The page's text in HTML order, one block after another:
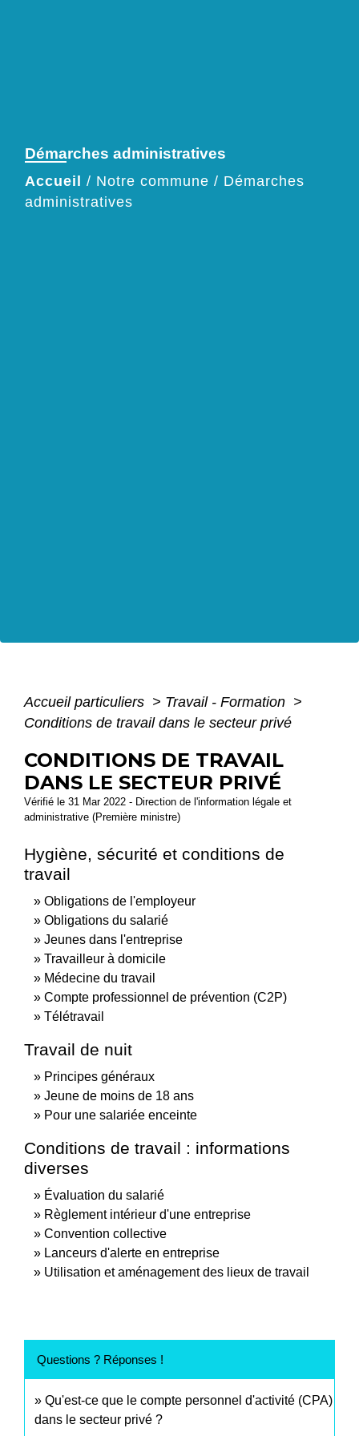
Démarches administratives
Accueil / Notre commune / Démarches
administratives
Accueil particuliers > Travail - Formation >
Conditions de travail dans le secteur privé
CONDITIONS DE TRAVAIL
DANS LE SECTEUR PRIVÉ
Vérifié le 31 Mar 2022 - Direction de l'information légale et
administrative (Première ministre)
Hygiène, sécurité et conditions de
travail
Obligations de l'employeur
Obligations du salarié
Jeunes dans l'entreprise
Travailleur à domicile
Médecine du travail
Compte professionnel de prévention (C2P)
Télétravail
Travail de nuit
Principes généraux
Jeune de moins de 18 ans
Pour une salariée enceinte
Conditions de travail : informations
diverses
Évaluation du salarié
Règlement intérieur d'une entreprise
Convention collective
Lanceurs d'alerte en entreprise
Utilisation et aménagement des lieux de travail
Questions ? Réponses !
Qu'est-ce que le compte personnel d'activité (CPA)
dans le secteur privé ?